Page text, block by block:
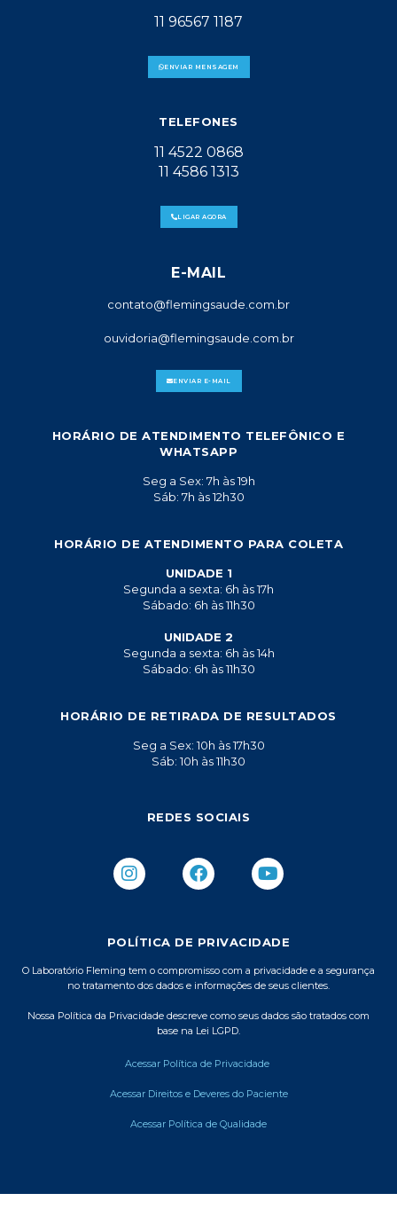
11 96567 1187
ENVIAR MENSAGEM
TELEFONES
11 4522 0868
11 4586 1313
LIGAR AGORA
E-MAIL
contato@flemingsaude.com.br
ouvidoria@flemingsaude.com.br
ENVIAR E-MAIL
HORÁRIO DE ATENDIMENTO TELEFÔNICO E
WHATSAPP
Seg a Sex: 7h às 19h
Sáb: 7h às 12h30
HORÁRIO DE ATENDIMENTO PARA COLETA
UNIDADE 1
Segunda a sexta: 6h às 17h
Sábado: 6h às 11h30
UNIDADE 2
Segunda a sexta: 6h às 14h
Sábado: 6h às 11h30
HORÁRIO DE RETIRADA DE RESULTADOS
Seg a Sex: 10h às 17h30
Sáb: 10h às 11h30
REDES SOCIAIS
I
n
a
r
a
m
F
a
b
o
k
Y
o
u
e
POLÍTICA DE PRIVACIDADE
O Laboratório Fleming tem o compromisso com a privacidade e a segurança
no tratamento dos dados e informações de seus clientes.
Nossa Política da Privacidade descreve como seus dados são tratados com
base na Lei LGPD.
Acessar Política de Privacidade
Acessar Direitos e Deveres do Paciente
Acessar Política de Qualidade